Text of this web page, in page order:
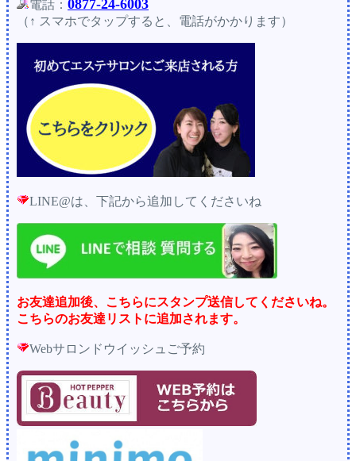
電話： 0877-24-6003
（↑ スマホでタップすると、電話がかかります）
LINE@は、下記から追加してくださいね
お友達追加後、こちらにスタンプ送信してくださいね。
こちらのお友達リストに追加されます。
Webサロンドウイッシュご予約